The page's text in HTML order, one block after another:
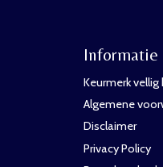
Informatie
Keurmerk vellig
Algemene
Disclaimer
Privacy Policy